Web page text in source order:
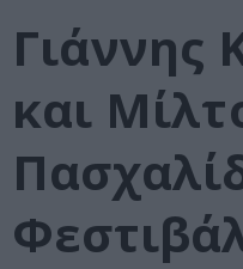
Γιάννης
και